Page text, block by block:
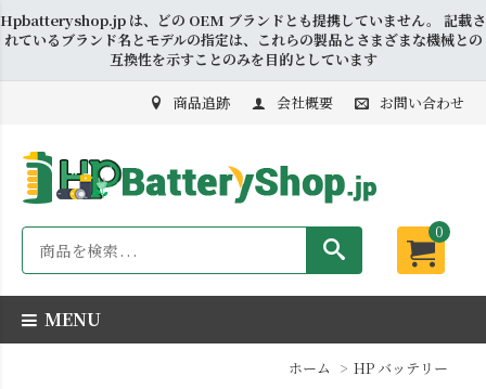
Hpbatteryshop.jp は、どの OEM ブランドとも提携していません。 記載さ
れているブランド名とモデルの指定は、これらの製品とさまざまな機械との
互換性を示すことのみを目的としています
商品追跡 会社概要 お問い合わせ
0
MENU
ホーム
HP バッテリー